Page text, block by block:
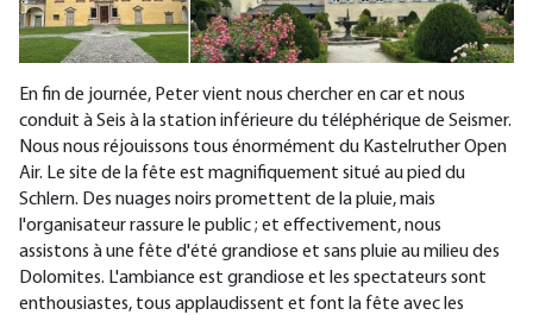
En fin de journée, Peter vient nous chercher en car et nous
conduit à Seis à la station inférieure du téléphérique de Seismer.
Nous nous réjouissons tous énormément du Kastelruther Open
Air. Le site de la fête est magnifiquement situé au pied du
Schlern. Des nuages noirs promettent de la pluie, mais
l'organisateur rassure le public ; et effectivement, nous
assistons à une fête d'été grandiose et sans pluie au milieu des
Dolomites. L'ambiance est grandiose et les spectateurs sont
enthousiastes, tous applaudissent et font la fête avec les